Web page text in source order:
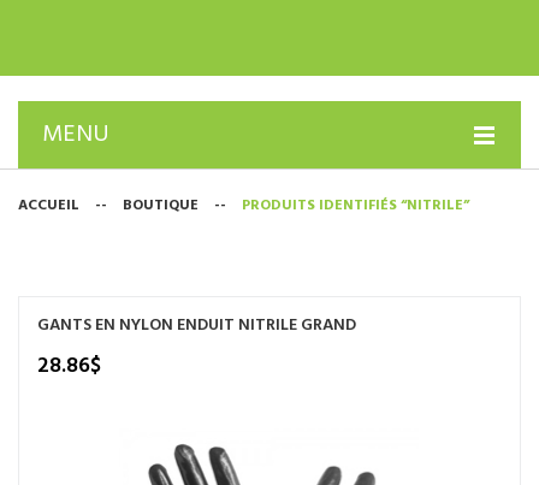
MENU
PRODUIT SANITAIRE.COM
ACCUEIL -- BOUTIQUE -- PRODUITS IDENTIFIÉS “NITRILE”
GANTS EN NYLON ENDUIT NITRILE GRAND
28.86$